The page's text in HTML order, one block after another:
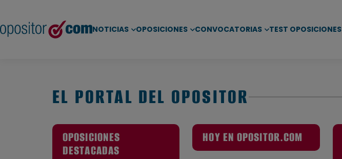
NOTICIAS OPOSICIONES CONVOCATORIAS TEST OPOSICIONES
EL PORTAL DEL OPOSITOR
OPOSICIONES
DESTACADAS
HOY EN OPOSITOR.COM